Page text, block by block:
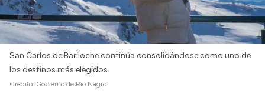
San Carlos de Bariloche continúa consolidándose como uno de
los destinos más elegidos
Crédito: Gobierno de Río Negro